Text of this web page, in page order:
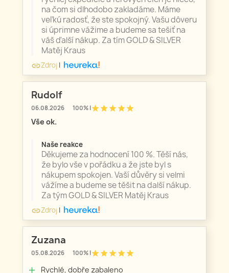
na čom si dlhodobo zakladáme. Máme
veľkú radosť, že ste spokojný. Vašu dôveru
si úprimne vážime a budeme sa tešiť na
váš ďalší nákup. Za tím GOLD & SILVER
Matěj Kraus
linkZdroj |
Rudolf
06.08.2026 100% |starstarstarstarstar
Vše ok.
Naše reakce
Děkujeme za hodnocení 100 %. Těší nás,
že bylo vše v pořádku a že jste byl s
nákupem spokojen. Vaší důvěry si velmi
vážíme a budeme se těšit na další nákup.
Za tým GOLD & SILVER Matěj Kraus
linkZdroj |
Zuzana
05.08.2026 100% |starstarstarstarstar
add Rychlé, dobře zabaleno